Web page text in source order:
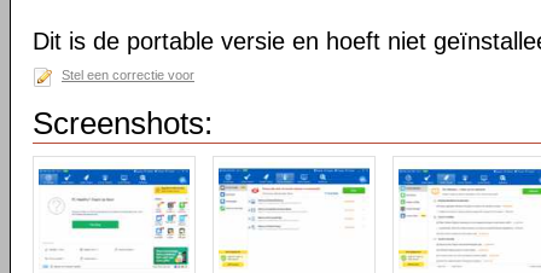
Dit is de portable versie en hoeft niet
Stel een correctie voor
Screenshots: